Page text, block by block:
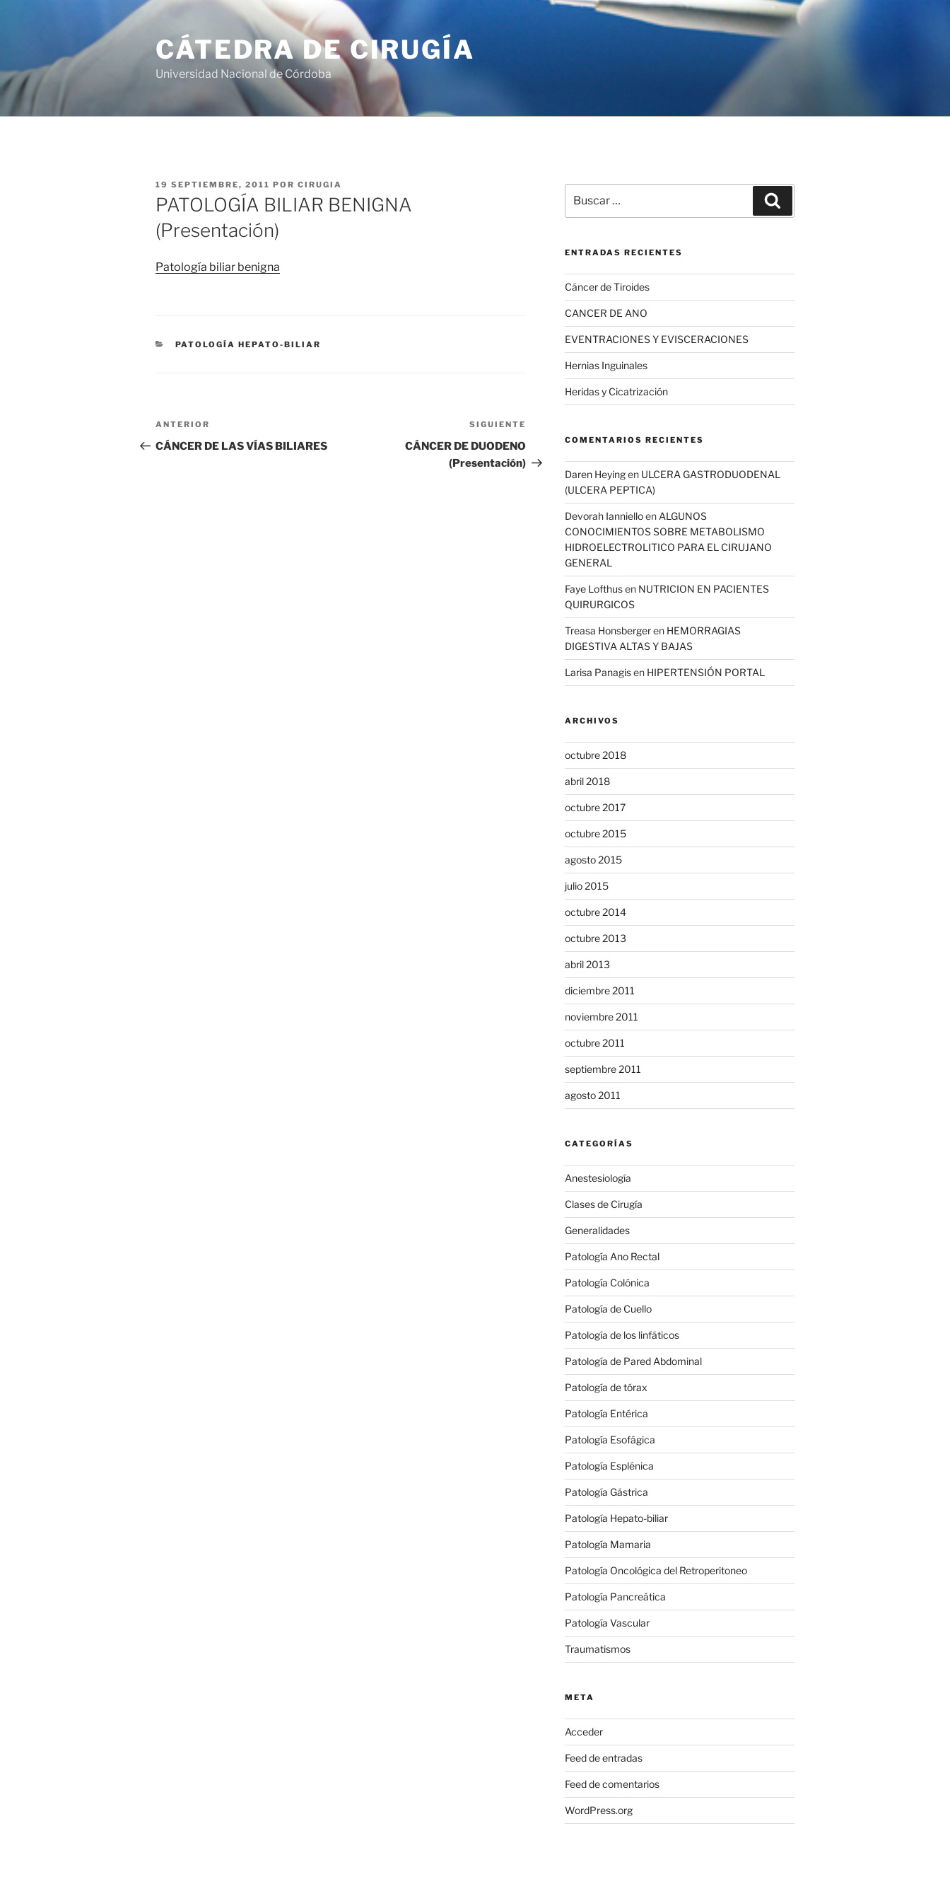
CÁTEDRA DE CIRUGÍA
Universidad Nacional de Córdoba
PUBLICADO
EL
19 SEPTIEMBRE, 2011 POR CIRUGIA
PATOLOGÍA BILIAR BENIGNA
(Presentación)
Patología biliar benigna
CATEGORÍAS
PATOLOGÍA HEPATO-BILIAR
Navegación
de
Entrada
anterior:
ANTERIOR
CÁNCER DE LAS VÍAS BILIARES
entrada
SIGUIENTE
CÁNCER DE DUODENO
(Presentación)
por:
ENTRADAS RECIENTES
Cáncer de Tiroides
CANCER DE ANO
EVENTRACIONES Y EVISCERACIONES
Hernias Inguinales
Heridas y Cicatrización
COMENTARIOS RECIENTES
Daren Heyingen ULCERA GASTRODUODENAL
(ULCERA PEPTICA)
Devorah Iannielloen ALGUNOS
CONOCIMIENTOS SOBRE METABOLISMO
HIDROELECTROLITICO PARA EL CIRUJANO
GENERAL
Faye Lofthusen NUTRICION EN PACIENTES
QUIRURGICOS
Treasa Honsbergeren HEMORRAGIAS
DIGESTIVA ALTAS Y BAJAS
Larisa Panagisen HIPERTENSIÓN PORTAL
ARCHIVOS
octubre 2018
abril 2018
octubre 2017
octubre 2015
agosto 2015
julio 2015
octubre 2014
octubre 2013
abril 2013
diciembre 2011
noviembre 2011
octubre 2011
septiembre 2011
agosto 2011
CATEGORÍAS
Anestesiología
Clases de Cirugía
Generalidades
Patología Ano Rectal
Patología Colónica
Patología de Cuello
Patología de los linfáticos
Patología de Pared Abdominal
Patología de tórax
Patología Entérica
Patología Esofágica
Patología Esplénica
Patología Gástrica
Patología Hepato-biliar
Patología Mamaria
Patología Oncológica del Retroperitoneo
Patología Pancreática
Patología Vascular
Traumatismos
META
Acceder
Feed de entradas
Feed de comentarios
WordPress.org